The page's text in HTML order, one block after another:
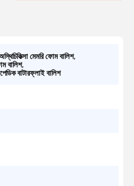
মেমরি ফোম বালিশ,
বালিশ,
বাটারফ্লাই বালিশ